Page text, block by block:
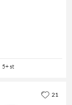
5+ st
21